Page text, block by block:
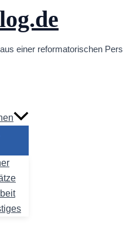
einer reformatorischen